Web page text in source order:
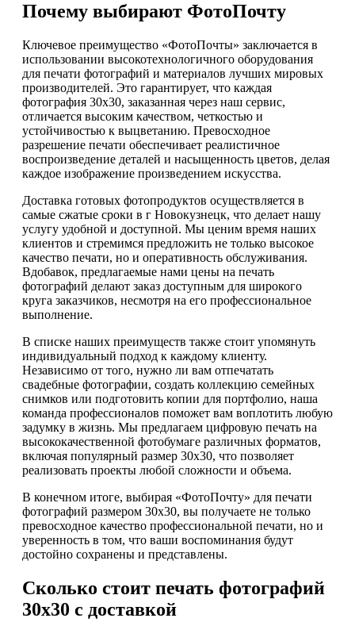
Почему выбирают ФотоПочту
Ключевое преимущество «ФотоПочты» заключается в
использовании высокотехнологичного оборудования
для печати фотографий и материалов лучших мировых
производителей. Это гарантирует, что каждая
фотография 30х30, заказанная через наш сервис,
отличается высоким качеством, четкостью и
устойчивостью к выцветанию. Превосходное
разрешение печати обеспечивает реалистичное
воспроизведение деталей и насыщенность цветов, делая
каждое изображение произведением искусства.
Доставка готовых фотопродуктов осуществляется в
самые сжатые сроки в г Новокузнецк, что делает нашу
услугу удобной и доступной. Мы ценим время наших
клиентов и стремимся предложить не только высокое
качество печати, но и оперативность обслуживания.
Вдобавок, предлагаемые нами цены на печать
фотографий делают заказ доступным для широкого
круга заказчиков, несмотря на его профессиональное
выполнение.
В списке наших преимуществ также стоит упомянуть
индивидуальный подход к каждому клиенту.
Независимо от того, нужно ли вам отпечатать
свадебные фотографии, создать коллекцию семейных
снимков или подготовить копии для портфолио, наша
команда профессионалов поможет вам воплотить любую
задумку в жизнь. Мы предлагаем цифровую печать на
высококачественной фотобумаге различных форматов,
включая популярный размер 30х30, что позволяет
реализовать проекты любой сложности и объема.
В конечном итоге, выбирая «ФотоПочту» для печати
фотографий размером 30х30, вы получаете не только
превосходное качество профессиональной печати, но и
уверенность в том, что ваши воспоминания будут
достойно сохранены и представлены.
Сколько стоит печать фотографий
30х30 с доставкой